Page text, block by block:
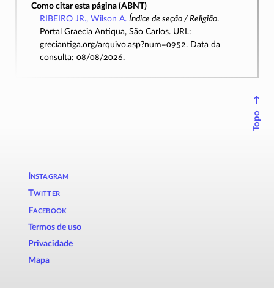
Como citar esta página (ABNT)
RIBEIRO JR., Wilson A. Índice de seção / Religião.
Portal Graecia Antiqua, São Carlos. URL:
greciantiga.org/arquivo.asp?num=0952. Data da
consulta: 08/08/2026.
↑
Topo
Instagram
Twitter
Facebook
Termos de uso
Privacidade
Mapa